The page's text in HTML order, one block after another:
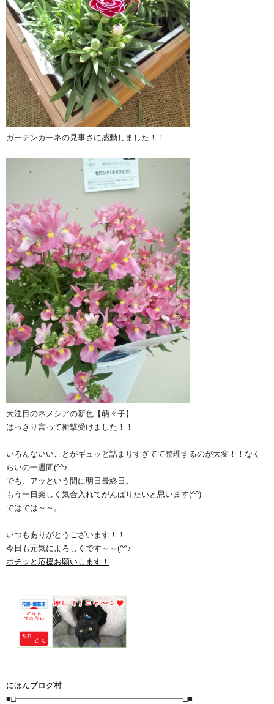
ガーデンカーネの見事さに感動しました！！
大注目のネメシアの新色【萌々子】
はっきり言って衝撃受けました！！
いろんないいことがギュッと詰まりすぎてて整理するのが大変！！なく
らいの一週間(^^♪
でも、アッという間に明日最終日。
もう一日楽しく気合入れてがんばりたいと思います(^^)
ではでは～～。
いつもありがとうございます！！
今日も元気によろしくです～～(^^♪
ポチッと応援お願いします！
にほんブログ村
■□━━━━━━━━━━━━━━━━━━━━━□■